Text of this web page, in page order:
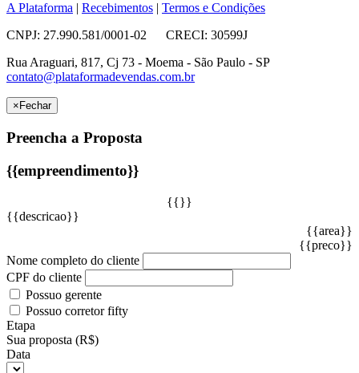
A Plataforma | Recebimentos | Termos e Condições
CNPJ: 27.990.581/0001-02 CRECI: 30599J
Rua Araguari, 817, Cj 73 - Moema - São Paulo - SP
contato@plataformadevendas.com.br
× Fechar
Preencha a Proposta
{{empreendimento}}
{{}}
{{descricao}}
{{area}}
{{preco}}
Nome completo do cliente
CPF do cliente
Possuo gerente
Possuo corretor fifty
Etapa
Sua proposta (R$)
Data